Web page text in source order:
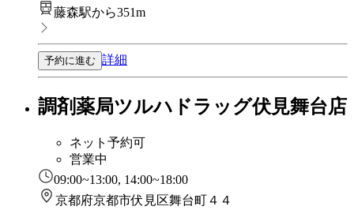
藤森駅から351m
予約に進む 詳細
調剤薬局ツルハドラッグ伏見舞台店
ネット予約可
営業中
09:00~13:00, 14:00~18:00
京都府京都市伏見区舞台町４４